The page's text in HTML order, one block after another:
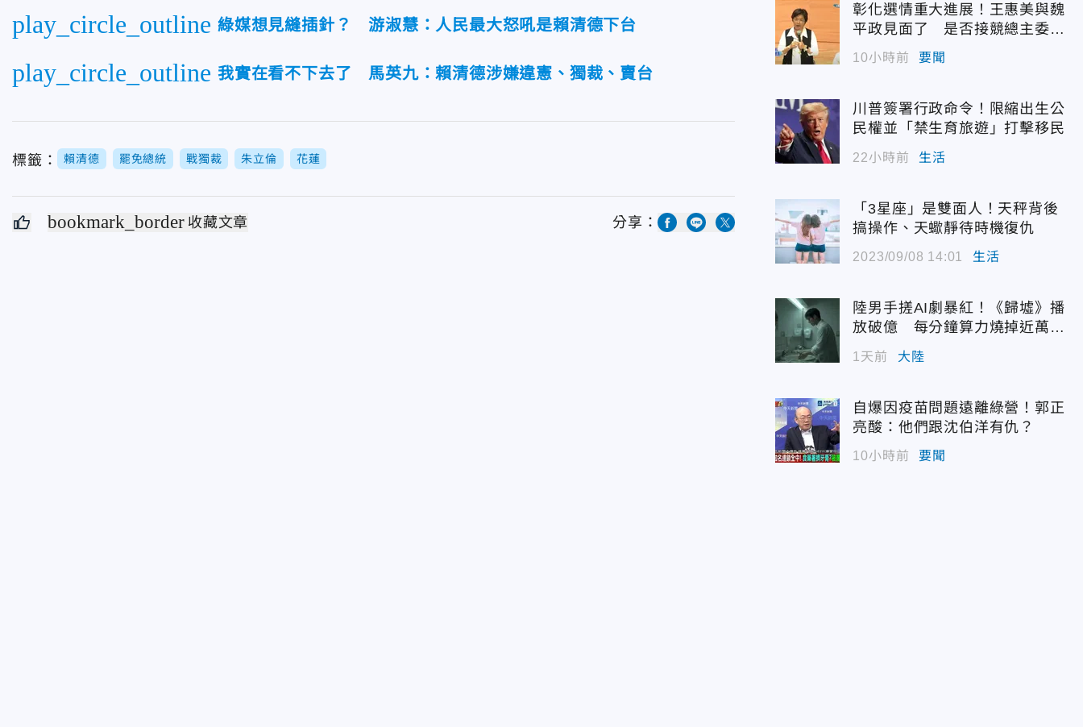
play_circle_outline 綠媒想見縫插針？ 游淑慧：人民最大怒吼是賴清德下台
play_circle_outline 我實在看不下去了 馬英九：賴清德涉嫌違憲、獨裁、賣台
標籤： 賴清德 罷免總統 戰獨裁 朱立倫 花蓮
bookmark_border 收藏文章 分享：
彰化選情重大進展！王惠美與魏
平政見面了 是否接競總主委態
度曝光
10小時前 要聞
川普簽署行政命令！限縮出生公
民權並「禁生育旅遊」打擊移民
22小時前 生活
「3星座」是雙面人！天秤背後
搞操作、天蠍靜待時機復仇
2023/09/08 14:01 生活
陸男手搓AI劇暴紅！《歸墟》播
放破億 每分鐘算力燒掉近萬台
1天前 大陸
自爆因疫苗問題遠離綠營！郭正
亮酸：他們跟沈伯洋有仇？
10小時前 要聞